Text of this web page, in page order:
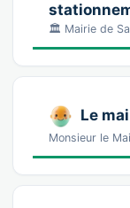
🏛️ Mairie de
Le
Monsieur le